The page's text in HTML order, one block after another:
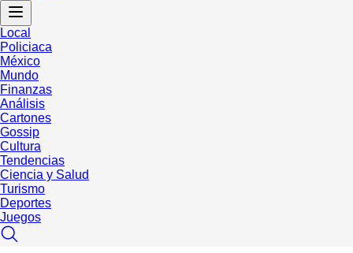
Local
Policiaca
México
Mundo
Finanzas
Análisis
Cartones
Gossip
Cultura
Tendencias
Ciencia y Salud
Turismo
Deportes
Juegos